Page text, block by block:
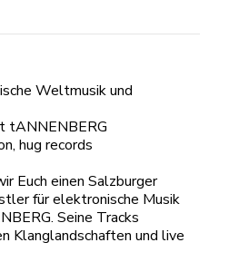
Weltmusik und
tANNENBERG
hug records
Euch einen Salzburger
für elektronische Musik
Seine Tracks
Klanglandschaften und live